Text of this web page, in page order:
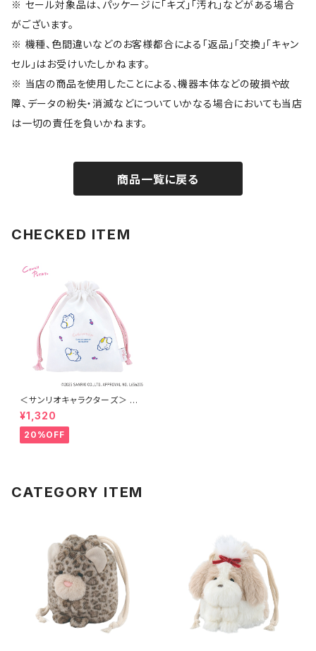
※ セール対象品は、パッケージに「キズ」「汚れ」などがある場合
がございます。
※ 機種、色間違いなどのお客様都合による「返品」「交換」「キャン
セル」はお受けいたしかねます。
※ 当店の商品を使用したことによる、機器本体などの破損や故
障、データの紛失・消滅などについていかなる場合においても当店
は一切の責任を負いかねます。
商品一覧に戻る
CHECKED ITEM
＜サンリオキャラクターズ＞ 巾
着ポーチ こぎみゅん LSR-P00
7-E
¥1,320
20%OFF
CATEGORY ITEM